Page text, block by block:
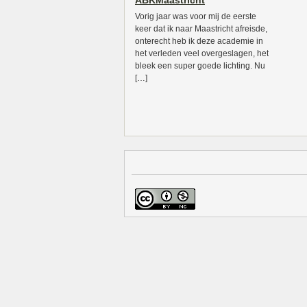
Vorig jaar was voor mij de eerste
keer dat ik naar Maastricht afreisde,
onterecht heb ik deze academie in
het verleden veel overgeslagen, het
bleek een super goede lichting. Nu
[…]